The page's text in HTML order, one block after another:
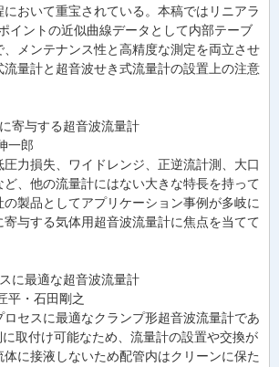
において重宝されている。本稿ではリニアラ
イントの近似曲線データとして内部テーブ
、メンテナンス性と高精度な測定を両立させ
流量計と超音波せき式流量計の設置上の注意
寄与する超音波流量計
一郎
力損失、ワイドレンジ、正逆流計測、大口
、他の流量計にはない大きな特長を持って
製品としてアプリケーション事例が多岐に
与する気体用超音波流量計に焦点を当てて
に最適な超音波流量計
平・石田剛之
セスに最適なクランプ形超音波流量計であ
取付け可能なため、流量計の設置や交換が
に接液しないため配管内はクリーンに保た